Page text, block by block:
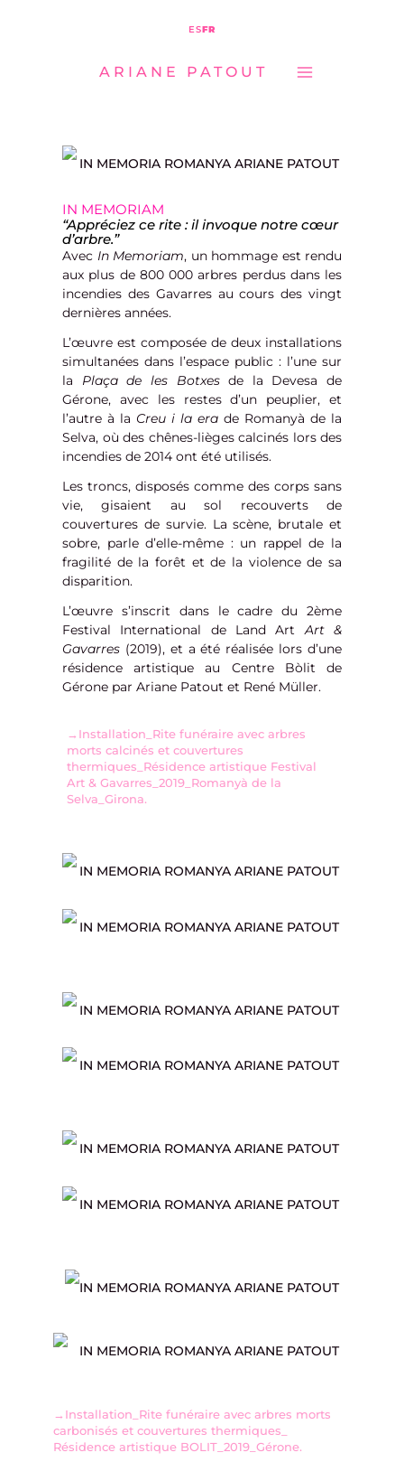
ESFR
ARIANE PATOUT
IN MEMORIAM
“Appréciez ce rite : il invoque notre cœur
d’arbre.”
Avec In Memoriam, un hommage est rendu
aux plus de 800 000 arbres perdus dans les
incendies des Gavarres au cours des vingt
dernières années.
L’œuvre est composée de deux installations
simultanées dans l’espace public : l’une sur
la Plaça de les Botxesde la Devesa de
Gérone, avec les restes d’un peuplier, et
l’autre à la Creu i la era de Romanyà de la
Selva, où des chênes-lièges calcinés lors des
incendies de 2014 ont été utilisés.
Les troncs, disposés comme des corps sans
vie, gisaient au sol recouverts de
couvertures de survie. La scène, brutale et
sobre, parle d’elle-même : un rappel de la
fragilité de la forêt et de la violence de sa
disparition.
L’œuvre s’inscrit dans le cadre du 2ème
Festival International de Land ArtArt &
Gavarres (2019), et a été réalisée lors d’une
résidence artistique au Centre Bòlit de
Gérone par Ariane Patout et René Müller.
→Installation_Rite funéraire avec arbres
morts calcinés et couvertures
thermiques_Résidence artistique Festival
Art & Gavarres_2019_Romanyà de la
Selva_Girona.
→Installation_Rite funéraire avec arbres morts
carbonisés et couvertures thermiques_
Résidence artistique BOLIT_2019_Gérone.